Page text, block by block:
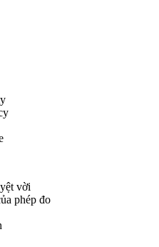
vời
phép đo